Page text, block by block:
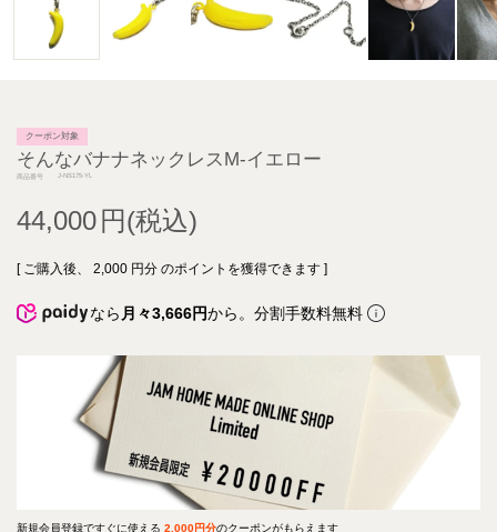
クーポン対象
そんなバナナネックレスM-イエロー
商品番号 J-NS175-YL
44,000
[ ご購入後、 2,000 円分 のポイントを獲得できます ]
なら 月々3,666円から。分割手数料無料
新規会員登録ですぐに使える 2,000円分のクーポンがもらえます